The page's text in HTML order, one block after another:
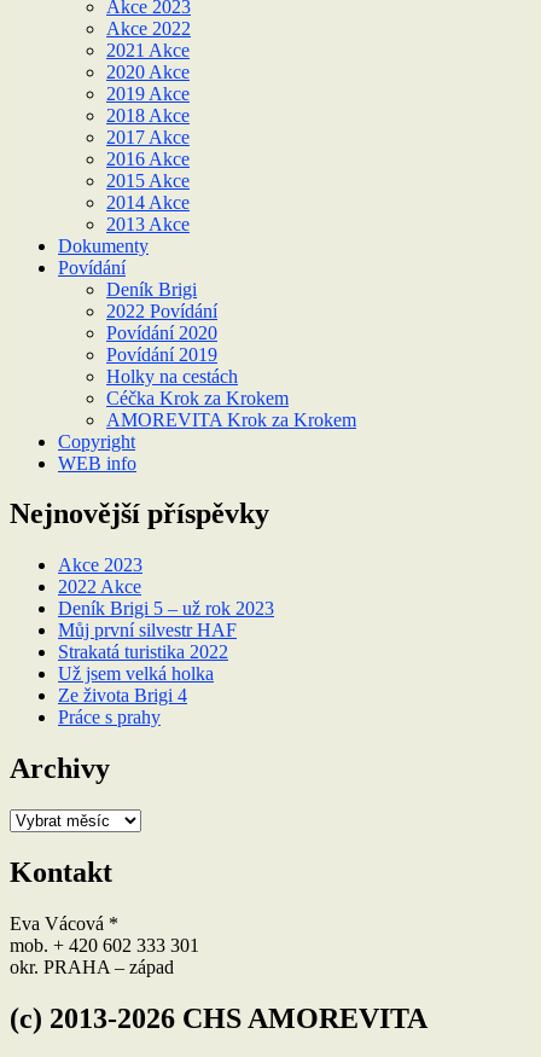
Akce 2023
Akce 2022
2021 Akce
2020 Akce
2019 Akce
2018 Akce
2017 Akce
2016 Akce
2015 Akce
2014 Akce
2013 Akce
Dokumenty
Povídání
Deník Brigi
2022 Povídání
Povídání 2020
Povídání 2019
Holky na cestách
Céčka Krok za Krokem
AMOREVITA Krok za Krokem
Copyright
WEB info
Nejnovější příspěvky
Akce 2023
2022 Akce
Deník Brigi 5 – už rok 2023
Můj první silvestr HAF
Strakatá turistika 2022
Už jsem velká holka
Ze života Brigi 4
Práce s prahy
Archivy
Archivy
Kontakt
Eva Vácová *
mob. + 420 602 333 301
okr. PRAHA – západ
(c) 2013-2026 CHS AMOREVITA